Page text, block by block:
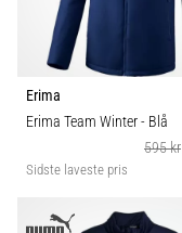
til
kvindernes
2025
officielle
Bæredygtige
Teknologi
Erima
Erima Team Winter- Blå
595 kr
Sidste laveste pris